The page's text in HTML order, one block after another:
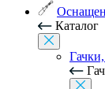
Каталог